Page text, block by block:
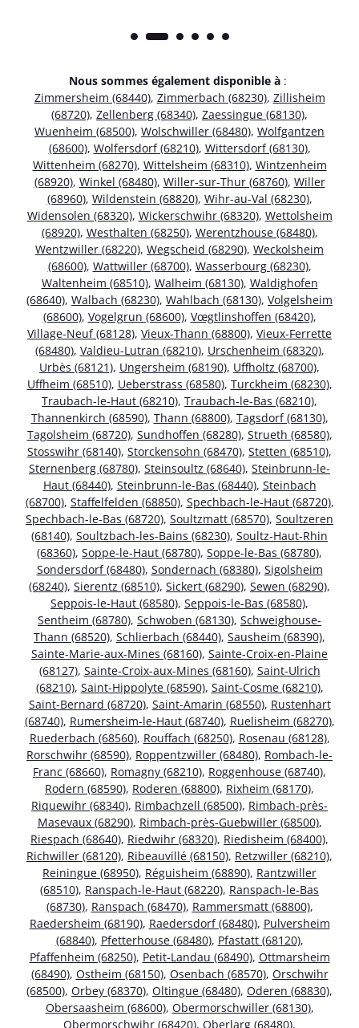
Nous sommes également disponible à :
Zimmersheim (68440), Zimmerbach (68230), Zillisheim
(68720), Zellenberg (68340), Zaessingue (68130),
Wuenheim (68500), Wolschwiller (68480), Wolfgantzen
(68600), Wolfersdorf (68210), Wittersdorf (68130),
Wittenheim (68270), Wittelsheim (68310), Wintzenheim
(68920), Winkel (68480), Willer-sur-Thur (68760), Willer
(68960), Wildenstein (68820), Wihr-au-Val (68230),
Widensolen (68320), Wickerschwihr (68320), Wettolsheim
(68920), Westhalten (68250), Werentzhouse (68480),
Wentzwiller (68220), Wegscheid (68290), Weckolsheim
(68600), Wattwiller (68700), Wasserbourg (68230),
Waltenheim (68510), Walheim (68130), Waldighofen
(68640), Walbach (68230), Wahlbach (68130), Volgelsheim
(68600), Vogelgrun (68600), Vœgtlinshoffen (68420),
Village-Neuf (68128), Vieux-Thann (68800), Vieux-Ferrette
(68480), Valdieu-Lutran (68210), Urschenheim (68320),
Urbès (68121), Ungersheim (68190), Uffholtz (68700),
Uffheim (68510), Ueberstrass (68580), Turckheim (68230),
Traubach-le-Haut (68210), Traubach-le-Bas (68210),
Thannenkirch (68590), Thann (68800), Tagsdorf (68130),
Tagolsheim (68720), Sundhoffen (68280), Strueth (68580),
Stosswihr (68140), Storckensohn (68470), Stetten (68510),
Sternenberg (68780), Steinsoultz (68640), Steinbrunn-le-
Haut (68440), Steinbrunn-le-Bas (68440), Steinbach
(68700), Staffelfelden (68850), Spechbach-le-Haut (68720),
Spechbach-le-Bas (68720), Soultzmatt (68570), Soultzeren
(68140), Soultzbach-les-Bains (68230), Soultz-Haut-Rhin
(68360), Soppe-le-Haut (68780), Soppe-le-Bas (68780),
Sondersdorf (68480), Sondernach (68380), Sigolsheim
(68240), Sierentz (68510), Sickert (68290), Sewen (68290),
Seppois-le-Haut (68580), Seppois-le-Bas (68580),
Sentheim (68780), Schwoben (68130), Schweighouse-
Thann (68520), Schlierbach (68440), Sausheim (68390),
Sainte-Marie-aux-Mines (68160), Sainte-Croix-en-Plaine
(68127), Sainte-Croix-aux-Mines (68160), Saint-Ulrich
(68210), Saint-Hippolyte (68590), Saint-Cosme (68210),
Saint-Bernard (68720), Saint-Amarin (68550), Rustenhart
(68740), Rumersheim-le-Haut (68740), Ruelisheim (68270),
Ruederbach (68560), Rouffach (68250), Rosenau (68128),
Rorschwihr (68590), Roppentzwiller (68480), Rombach-le-
Franc (68660), Romagny (68210), Roggenhouse (68740),
Rodern (68590), Roderen (68800), Rixheim (68170),
Riquewihr (68340), Rimbachzell (68500), Rimbach-près-
Masevaux (68290), Rimbach-près-Guebwiller (68500),
Riespach (68640), Riedwihr (68320), Riedisheim (68400),
Richwiller (68120), Ribeauvillé (68150), Retzwiller (68210),
Reiningue (68950), Réguisheim (68890), Rantzwiller
(68510), Ranspach-le-Haut (68220), Ranspach-le-Bas
(68730), Ranspach (68470), Rammersmatt (68800),
Raedersheim (68190), Raedersdorf (68480), Pulversheim
(68840), Pfetterhouse (68480), Pfastatt (68120),
Pfaffenheim (68250), Petit-Landau (68490), Ottmarsheim
(68490), Ostheim (68150), Osenbach (68570), Orschwihr
(68500), Orbey (68370), Oltingue (68480), Oderen (68830),
Obersaasheim (68600), Obermorschwiller (68130),
Obermorschwihr (68420), Oberlarg (68480),